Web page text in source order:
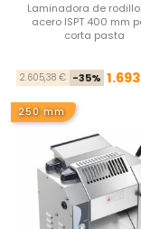
Laminadora de
acero ISPT 400 mm
corta pasta
2.605,38 € -35%
250 mm